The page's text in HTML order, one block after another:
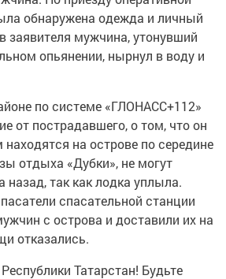
обнаружена одежда и личный
заявителя мужчина, утонувший
опьянении, нырнул в воду и
по системе «ГЛОНАСС+112»
от пострадавшего, о том, что он
на острове по середине
отдыха «Дубки», не могут
назад, так как лодка уплыла.
спасательной станции
с острова и доставили их на
отказались.
Татарстан! Будьте